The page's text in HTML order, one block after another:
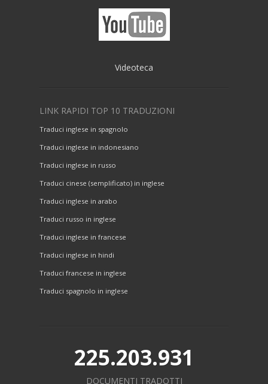
Videoteca
LINK RAPIDI TOP 10 TRADUZIONI
Traduci inglese in spagnolo
Traduci inglese in indonesiano
Traduci inglese in russo
Traduci cinese (semplificato) in inglese
Traduci inglese in arabo
Traduci russo in inglese
Traduci inglese in francese
Traduci inglese in hindi
Traduci francese in inglese
Traduci spagnolo in inglese
225.203.931
DOCUMENTI TRADOTTI